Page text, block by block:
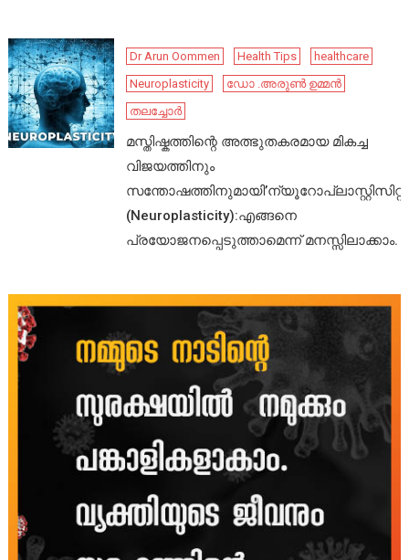
Dr Arun Oommen Health Tips
healthcare
Neuroplasticity
ഡോ .അരുൺ ഉമ്മൻ
തലച്ചോർ
മസ്തിഷ്കത്തിന്റെ അത്ഭുതകരമായ മികച്ച
വിജയത്തിനും
സന്തോഷത്തിനുമായി’ന്യൂറോപ്ലാസ്റ്റിസിറ്റി’
(Neuroplasticity):എങ്ങനെ
പ്രയോജനപ്പെടുത്താമെന്ന് മനസ്സിലാക്കാം.